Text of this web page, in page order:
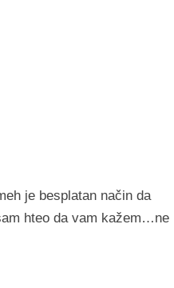
je besplatan način da
hteo da vam kažem…ne